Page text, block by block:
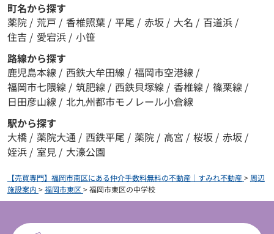
町名から探す
薬院 / 荒戸 / 香椎照葉 / 平尾 / 赤坂 / 大名 / 百道浜 /
住吉 / 愛宕浜 / 小笹
路線から探す
鹿児島本線 / 西鉄大牟田線 / 福岡市空港線 /
福岡市七隈線 / 筑肥線 / 西鉄貝塚線 / 香椎線 / 篠栗線 /
日田彦山線 / 北九州都市モノレール小倉線
駅から探す
大橋 / 薬院大通 / 西鉄平尾 / 薬院 / 高宮 / 桜坂 / 赤坂 /
姪浜 / 室見 / 大濠公園
【売買専門】福岡市南区にある仲介手数料無料の不動産｜すみれ不動産> 周辺
施設案内 >福岡市東区 >福岡市東区の中学校